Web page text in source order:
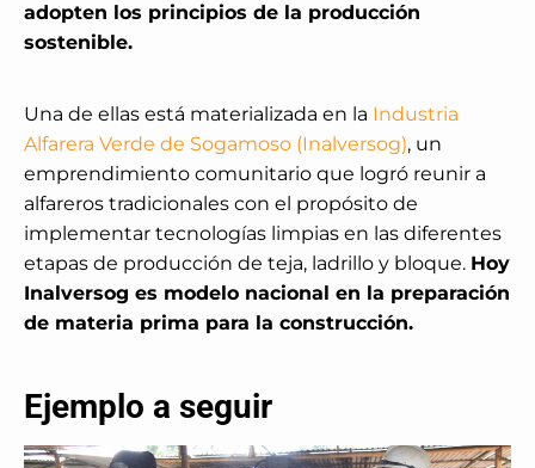
adopten los principios de la producción
sostenible.
Una de ellas está materializada en la Industria
Alfarera Verde de Sogamoso (Inalversog), un
emprendimiento comunitario que logró reunir a
alfareros tradicionales con el propósito de
implementar tecnologías limpias en las diferentes
etapas de producción de teja, ladrillo y bloque. Hoy
Inalversog es modelo nacional en la preparación
de materia prima para la construcción.
Ejemplo a seguir